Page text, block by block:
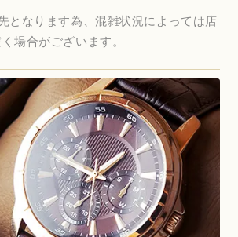
となります為、混雑状況によっては店
場合がございます。